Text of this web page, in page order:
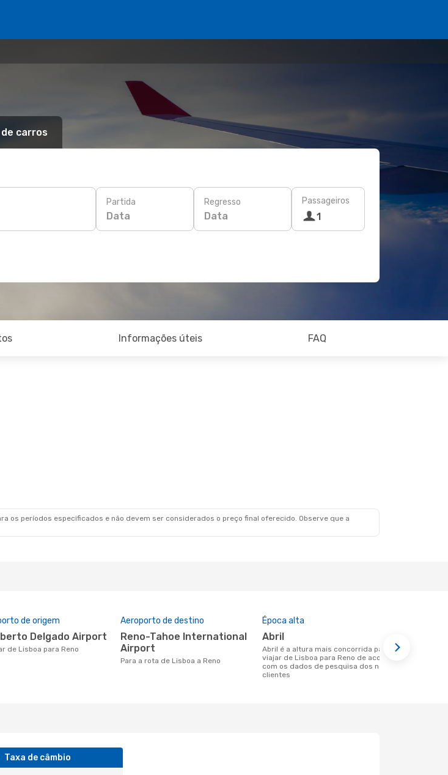
carros
Partida
Data
Regresso
Data
Passageiros
1
Informações úteis FAQ
os períodos especificados e não devem ser considerados o preço final oferecido. Observe que a
de origem
Delgado Airport
de Lisboa para Reno
Aeroporto de destino
Reno-Tahoe International
Airport
Para a rota de Lisboa a Reno
Época alta
abril
abril é a altura mais concorrida para
viajar de Lisboa para Reno de acordo
com os dados de pesquisa dos nossos
clientes
Taxa de câmbio